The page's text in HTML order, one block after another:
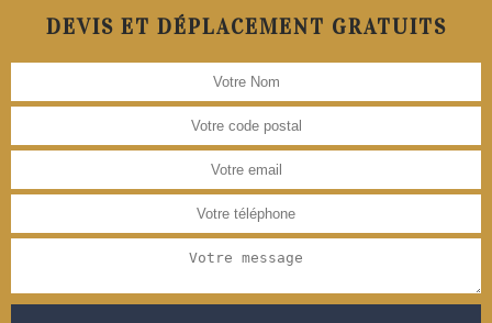
DEVIS ET DÉPLACEMENT GRATUITS